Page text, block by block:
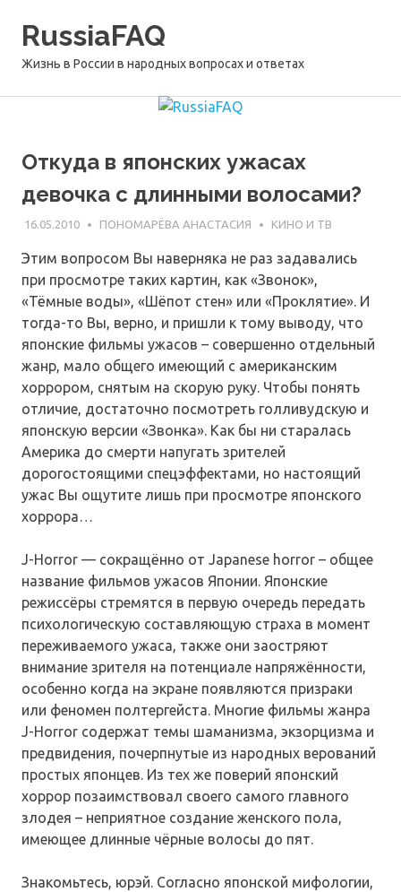
RussiaFAQ
Жизнь в России в народных вопросах и ответах
Откуда в японских ужасах
девочка с длинными волосами?
16.05.2010 ПОНОМАРЁВА АНАСТАСИЯ КИНО И ТВ
Этим вопросом Вы наверняка не раз задавались
при просмотре таких картин, как «Звонок»,
«Тёмные воды», «Шёпот стен» или «Проклятие». И
тогда-то Вы, верно, и пришли к тому выводу, что
японские фильмы ужасов – совершенно отдельный
жанр, мало общего имеющий с американским
хоррором, снятым на скорую руку. Чтобы понять
отличие, достаточно посмотреть голливудскую и
японскую версии «Звонка». Как бы ни старалась
Америка до смерти напугать зрителей
дорогостоящими спецэффектами, но настоящий
ужас Вы ощутите лишь при просмотре японского
хоррора…
J-Horror — сокращённо от Japanese horror – общее
название фильмов ужасов Японии. Японские
режиссёры стремятся в первую очередь передать
психологическую составляющую страха в момент
переживаемого ужаса, также они заостряют
внимание зрителя на потенциале напряжённости,
особенно когда на экране появляются призраки
или феномен полтергейста. Многие фильмы жанра
J-Horror содержат темы шаманизма, экзорцизма и
предвидения, почерпнутые из народных верований
простых японцев. Из тех же поверий японский
хоррор позаимствовал своего самого главного
злодея – неприятное создание женского пола,
имеющее длинные чёрные волосы до пят.
Знакомьтесь, юрэй. Согласно японской мифологии,